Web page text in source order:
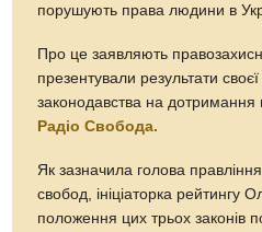
порушують права людини в
Про це заявляють
презентували результати
законодавства на
Радіо Свобода.
Як зазначила голова
свобод, ініціаторка рейтингу
положення цих трьох законів